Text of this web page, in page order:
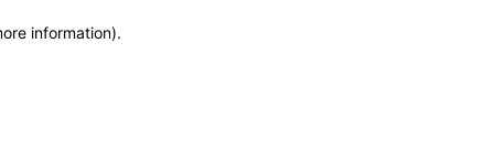
information).